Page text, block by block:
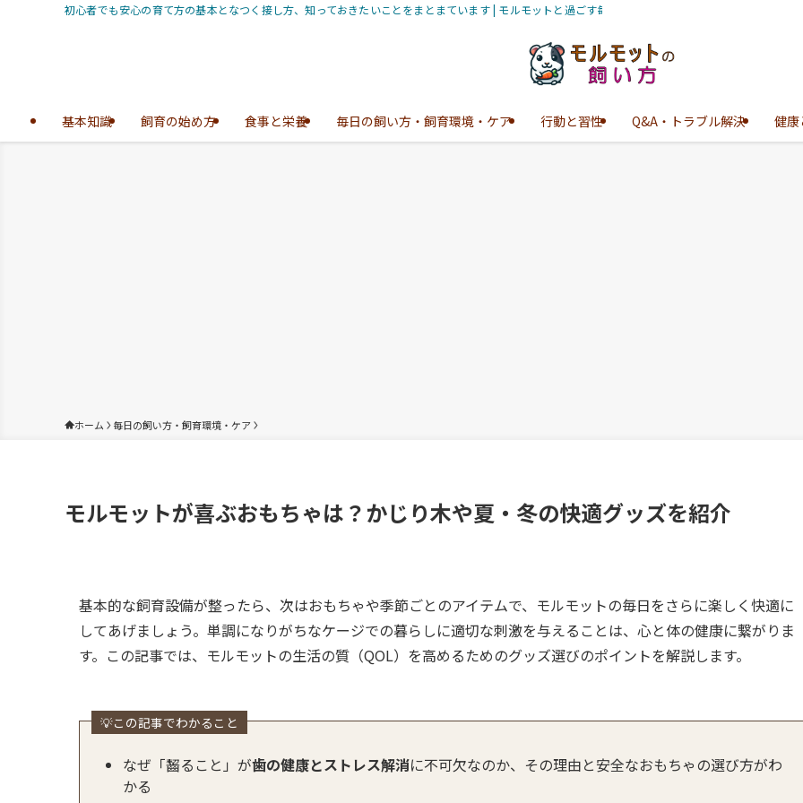
初心者でも安心の育て方の基本となつく接し方、知っておきたいことをまとまています | モルモットと過ごす毎日 - ほうき星
基本知識 飼育の始め方 食事と栄養 毎日の飼い方・飼育環境・ケア 行動と習性 Q&A・トラブル解決 健康
ホーム 毎日の飼い方・飼育環境・ケア
モルモットが喜ぶおもちゃは？かじり木や夏・冬の快適グッズを紹介
基本的な飼育設備が整ったら、次はおもちゃや季節ごとのアイテムで、モルモットの毎日をさらに楽しく快適に
してあげましょう。単調になりがちなケージでの暮らしに適切な刺激を与えることは、心と体の健康に繋がりま
す。この記事では、モルモットの生活の質（QOL）を高めるためのグッズ選びのポイントを解説します。
💡この記事でわかること
なぜ「齧ること」が歯の健康とストレス解消に不可欠なのか、その理由と安全なおもちゃの選び方がわ
かる